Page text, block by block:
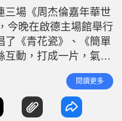
n
n
c
t
u
r
e
三場《周杰倫嘉年華世
今晚在啟德主場館舉行
了《青花瓷》、《簡單
互動，打成一片，氣氛
。周杰倫全晚以歌會
環節更重現過往演唱會
，唱出大家都耳熟能詳
幕亦別具特色，曬出多
閱讀更多